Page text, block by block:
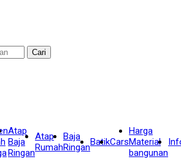
Cari
Atap
Baja
Ringan
Atap
Rumah
Baja
RinganBatikCars
Harga
Material
bangunan